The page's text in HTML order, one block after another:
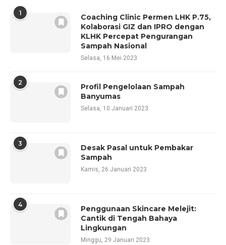
1
Coaching Clinic Permen LHK P.75,
Kolaborasi GIZ dan IPRO dengan
KLHK Percepat Pengurangan
Sampah Nasional
Selasa, 16 Mei 2023
2
Profil Pengelolaan Sampah
Banyumas
Selasa, 10 Januari 2023
3
Desak Pasal untuk Pembakar
Sampah
Kamis, 26 Januari 2023
4
Penggunaan Skincare Melejit:
Cantik di Tengah Bahaya
Lingkungan
Minggu, 29 Januari 2023